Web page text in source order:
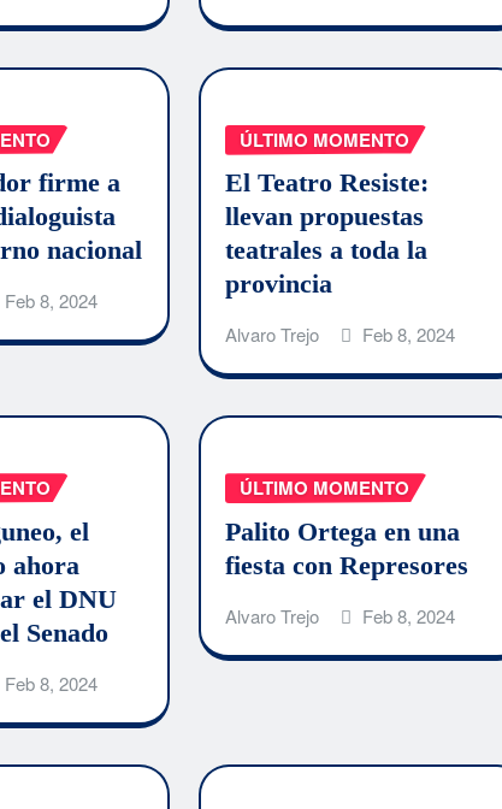
firme a
nacional
Feb 8, 2024
ÚLTIMO MOMENTO
El Teatro Resiste:
llevan propuestas
teatrales a toda la
provincia
Alvaro Trejo Feb 8, 2024
el
ahora
el DNU
Senado
Feb 8, 2024
ÚLTIMO MOMENTO
Palito Ortega en una
fiesta con Represores
Alvaro Trejo Feb 8, 2024